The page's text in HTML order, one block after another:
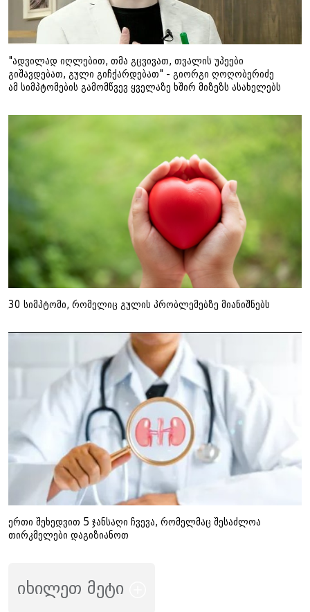
"ადვილად იღლებით, თმა გცვივათ, თვალის უპეები
გიშავდებათ, გული გიჩქარდებათ" - გიორგი ღოღობერიძე
ამ სიმპტომების გამომწვევ ყველაზე ხშირ მიზეზს ასახელებს
30 სიმპტომი, რომელიც გულის პრობლემებზე მიანიშნებს
ერთი შეხედვით 5 ჯანსაღი ჩვევა, რომელმაც შესაძლოა
თირკმელები დაგიზიანოთ
იხილეთ მეტი